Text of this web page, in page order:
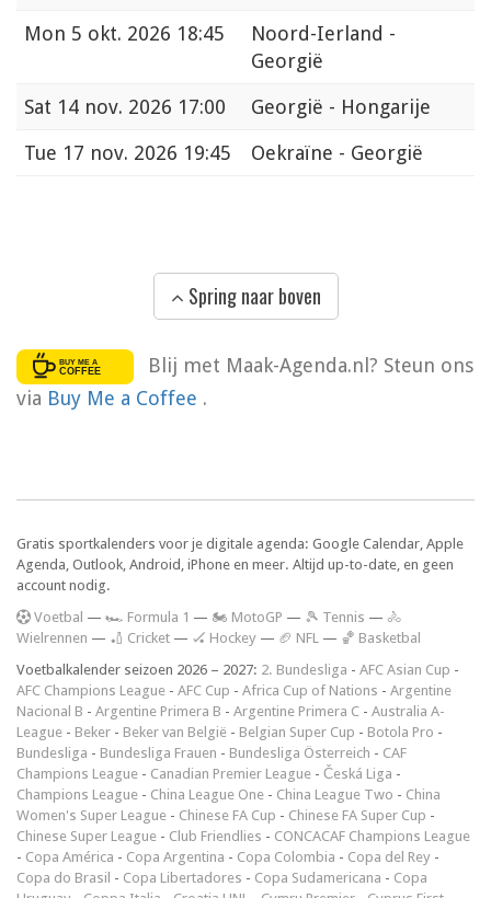
Mon 5 okt. 2026 18:45
Noord-Ierland -
Georgië
Sat 14 nov. 2026 17:00
Georgië - Hongarije
Tue 17 nov. 2026 19:45 Oekraïne - Georgië
Spring naar boven
Blij met Maak-Agenda.nl? Steun ons
via Buy Me a Coffee .
Gratis sportkalenders voor je digitale agenda: Google Calendar, Apple
Agenda, Outlook, Android, iPhone en meer. Altijd up-to-date, en geen
account nodig.
Voetbal — 🏎️ Formula 1 — 🏍 MotoGP — 🎾 Tennis — 🚴
Wielrennen — 🏏 Cricket — 🏑 Hockey — 🏈 NFL — 🏀 Basketbal
Voetbalkalender seizoen 2026 – 2027: 2. Bundesliga - AFC Asian Cup -
AFC Champions League - AFC Cup - Africa Cup of Nations - Argentine
Nacional B - Argentine Primera B - Argentine Primera C - Australia A-
League - Beker - Beker van België - Belgian Super Cup - Botola Pro -
Bundesliga - Bundesliga Frauen - Bundesliga Österreich - CAF
Champions League - Canadian Premier League - Česká Liga -
Champions League - China League One - China League Two - China
Women's Super League - Chinese FA Cup - Chinese FA Super Cup -
Chinese Super League - Club Friendlies - CONCACAF Champions League
- Copa América - Copa Argentina - Copa Colombia - Copa del Rey -
Copa do Brasil - Copa Libertadores - Copa Sudamericana - Copa